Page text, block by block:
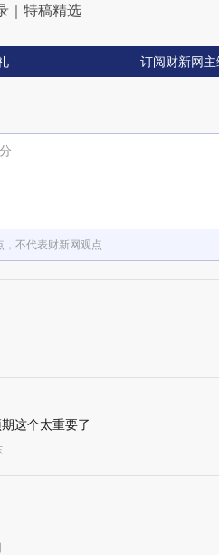
｜特稿精选
订阅财新网
不代表财新网观点
这个太重要了